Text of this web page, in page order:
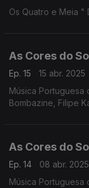
Os Quatro e Meia "
As Cores do
Ep. 15
15 abr. 2025
Música Portuguesa
Bombazine, Filipe
As Cores do
Ep. 14
08 abr. 2025
Música Portuguesa